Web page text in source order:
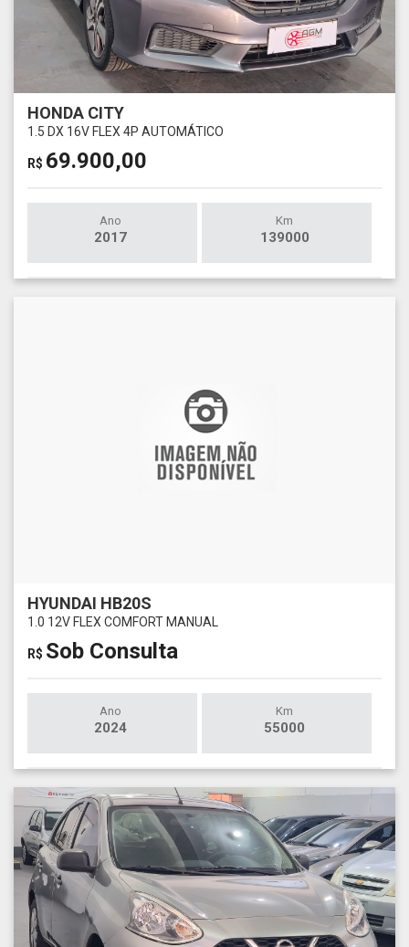
HONDA CITY
1.5 DX 16V FLEX 4P AUTOMÁTICO
R$ 69.900,00
Ano
2017
Km
139000
HYUNDAI HB20S
1.0 12V FLEX COMFORT MANUAL
R$ Sob Consulta
Ano
2024
Km
55000